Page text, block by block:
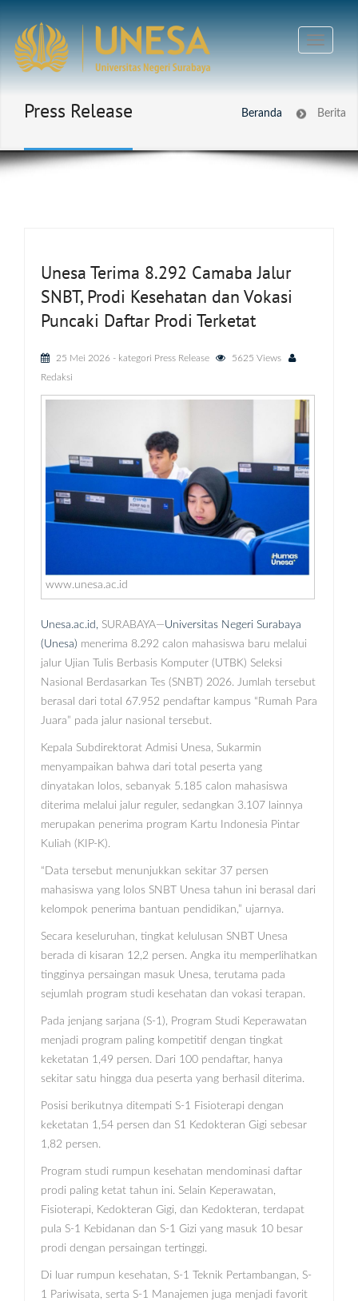
Press Release Beranda Berita
Unesa Terima 8.292 Camaba Jalur
SNBT, Prodi Kesehatan dan Vokasi
Puncaki Daftar Prodi Terketat
25 Mei 2026 - kategori Press Release
5625 Views
Redaksi
www.unesa.ac.id
Unesa.ac.id, SURABAYA—Universitas Negeri Surabaya
(Unesa) menerima 8.292 calon mahasiswa baru melalui
jalur Ujian Tulis Berbasis Komputer (UTBK) Seleksi
Nasional Berdasarkan Tes (SNBT) 2026. Jumlah tersebut
berasal dari total 67.952 pendaftar kampus “Rumah Para
Juara” pada jalur nasional tersebut.
Kepala Subdirektorat Admisi Unesa, Sukarmin
menyampaikan bahwa dari total peserta yang
dinyatakan lolos, sebanyak 5.185 calon mahasiswa
diterima melalui jalur reguler, sedangkan 3.107 lainnya
merupakan penerima program Kartu Indonesia Pintar
Kuliah (KIP-K).
“Data tersebut menunjukkan sekitar 37 persen
mahasiswa yang lolos SNBT Unesa tahun ini berasal dari
kelompok penerima bantuan pendidikan,” ujarnya.
Secara keseluruhan, tingkat kelulusan SNBT Unesa
berada di kisaran 12,2 persen. Angka itu memperlihatkan
tingginya persaingan masuk Unesa, terutama pada
sejumlah program studi kesehatan dan vokasi terapan.
Pada jenjang sarjana (S-1), Program Studi Keperawatan
menjadi program paling kompetitif dengan tingkat
keketatan 1,49 persen. Dari 100 pendaftar, hanya
sekitar satu hingga dua peserta yang berhasil diterima.
Posisi berikutnya ditempati S-1 Fisioterapi dengan
keketatan 1,54 persen dan S1 Kedokteran Gigi sebesar
1,82 persen.
Program studi rumpun kesehatan mendominasi daftar
prodi paling ketat tahun ini. Selain Keperawatan,
Fisioterapi, Kedokteran Gigi, dan Kedokteran, terdapat
pula S-1 Kebidanan dan S-1 Gizi yang masuk 10 besar
prodi dengan persaingan tertinggi.
Di luar rumpun kesehatan, S-1 Teknik Pertambangan, S-
1 Pariwisata, serta S-1 Manajemen juga menjadi favorit